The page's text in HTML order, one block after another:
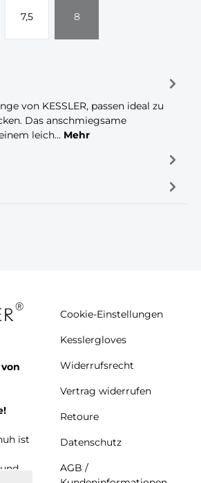
7,5 8(Diese Option ist zurzeit nicht
von KESSLER, passen ideal zu
Das anschmiegsame
leich… Mehr
ist
Cookie-Einstellungen
Kesslergloves
Widerrufsrecht
Vertrag widerrufen
Retoure
Datenschutz
AGB /